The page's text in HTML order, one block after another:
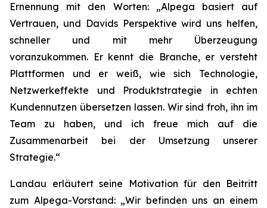
Ernennung mit den Worten: „Alpega basiert auf
Vertrauen, und Davids Perspektive wird uns helfen,
schneller und mit mehr Überzeugung
voranzukommen. Er kennt die Branche, er versteht
Plattformen und er weiß, wie sich Technologie,
Netzwerkeffekte und Produktstrategie in echten
Kundennutzen übersetzen lassen. Wir sind froh, ihn im
Team zu haben, und ich freue mich auf die
Zusammenarbeit bei der Umsetzung unserer
Strategie.“
Landau erläutert seine Motivation für den Beitritt
zum Alpega-Vorstand: „Wir befinden uns an einem